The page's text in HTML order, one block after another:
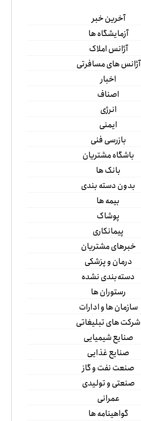
آخرین خبر
آزمایشگاه ها
آژانس املاک
آژانس های مسافرتی
اخبار
اصناف
انرژی
ایمنی
بازرسی فنی
باشگاه مشتریان
بانک ها
بدون دسته بندی
بیمه ها
پوشاک
پیمانکاری
خبرهای مشتریان
درمان و پزشکی
دسته‌بندی نشده
رستوران ها
سازمان ها و ادارات
شرکت های تبلیغاتی
صنایع شیمیایی
صنایع غذایی
صنعت نفت و گاز
صنعتی و تولیدی
عمرانی
گواهینامه ها